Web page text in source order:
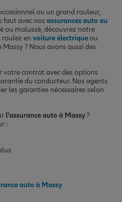
ou un grand rouleur,
faut avec nos assurances auto au
ou malussé, découvrez notre
roulez en voiture électriqueou
Massy ? Nous avons aussi des
votre contrat avec des options
du conducteur. Nos agents
les garanties nécessaires selon
l'assurance auto à Massy?
:
auto à Massy